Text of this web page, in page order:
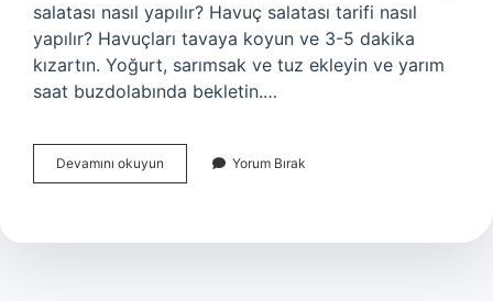
salatası nasıl yapılır? Havuç salatası tarifi nasıl
yapılır? Havuçları tavaya koyun ve 3-5 dakika
kızartın. Yoğurt, sarımsak ve tuz ekleyin ve yarım
saat buzdolabında bekletin.…
Devamını okuyun Rendelenmiş
Havuç
Yapılır
Yorum Bırak